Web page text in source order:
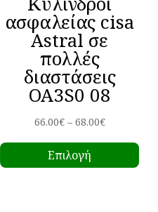
ασφαλείας cisa
Astral σε
πολλές
διαστάσεις
OA3S0 08
66.00€ – 68.00€Price
range:
Επιλογή